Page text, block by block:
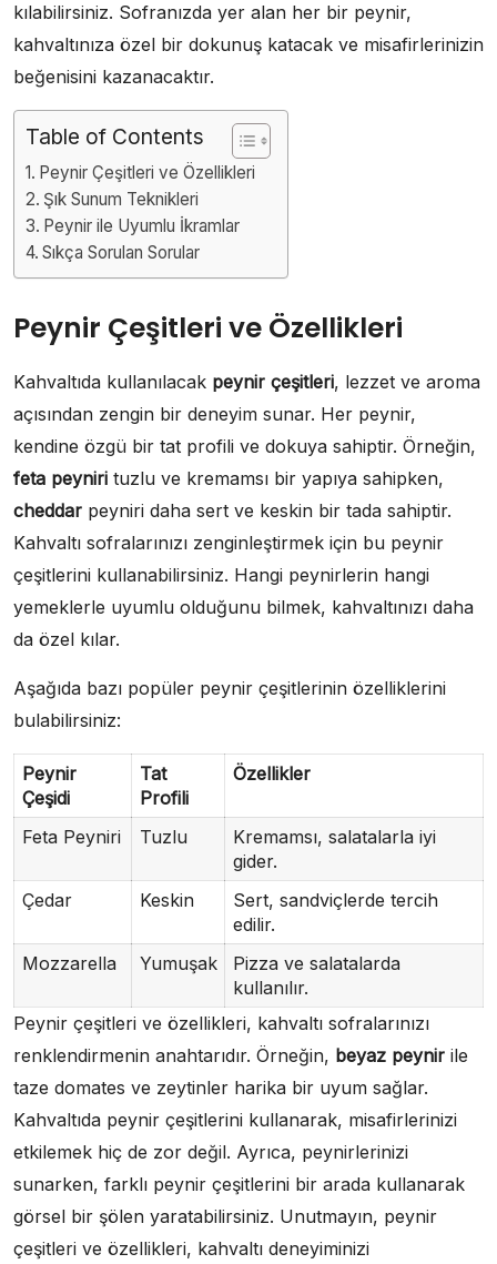
kılabilirsiniz. Sofranızda yer alan her bir peynir,
kahvaltınıza özel bir dokunuş katacak ve misafirlerinizin
beğenisini kazanacaktır.
Table of Contents
Peynir Çeşitleri ve Özellikleri
Şık Sunum Teknikleri
Peynir ile Uyumlu İkramlar
Sıkça Sorulan Sorular
Peynir Çeşitleri ve Özellikleri
Kahvaltıda kullanılacak peynir çeşitleri, lezzet ve aroma
açısından zengin bir deneyim sunar. Her peynir,
kendine özgü bir tat profili ve dokuya sahiptir. Örneğin,
feta peyniri tuzlu ve kremamsı bir yapıya sahipken,
cheddar peyniri daha sert ve keskin bir tada sahiptir.
Kahvaltı sofralarınızı zenginleştirmek için bu peynir
çeşitlerini kullanabilirsiniz. Hangi peynirlerin hangi
yemeklerle uyumlu olduğunu bilmek, kahvaltınızı daha
da özel kılar.
Aşağıda bazı popüler peynir çeşitlerinin özelliklerini
bulabilirsiniz:
Peynir
Çeşidi
Tat
Profili
Özellikler
Feta Peyniri Tuzlu
Kremamsı, salatalarla iyi
gider.
Çedar
Keskin
Sert, sandviçlerde tercih
edilir.
Mozzarella
Yumuşak
Pizza ve salatalarda
kullanılır.
Peynir çeşitleri ve özellikleri, kahvaltı sofralarınızı
renklendirmenin anahtarıdır. Örneğin, beyaz peynir ile
taze domates ve zeytinler harika bir uyum sağlar.
Kahvaltıda peynir çeşitlerini kullanarak, misafirlerinizi
etkilemek hiç de zor değil. Ayrıca, peynirlerinizi
sunarken, farklı peynir çeşitlerini bir arada kullanarak
görsel bir şölen yaratabilirsiniz. Unutmayın, peynir
çeşitleri ve özellikleri, kahvaltı deneyiminizi